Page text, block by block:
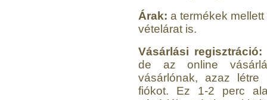
Árak: a termékek
vételárat is.
Vásárlási regisztráció:
de az online
vásárlónak, azaz
fiókot. Ez 1-2 perc